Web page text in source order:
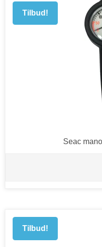
Tilbud!
Seac
Tilbud!